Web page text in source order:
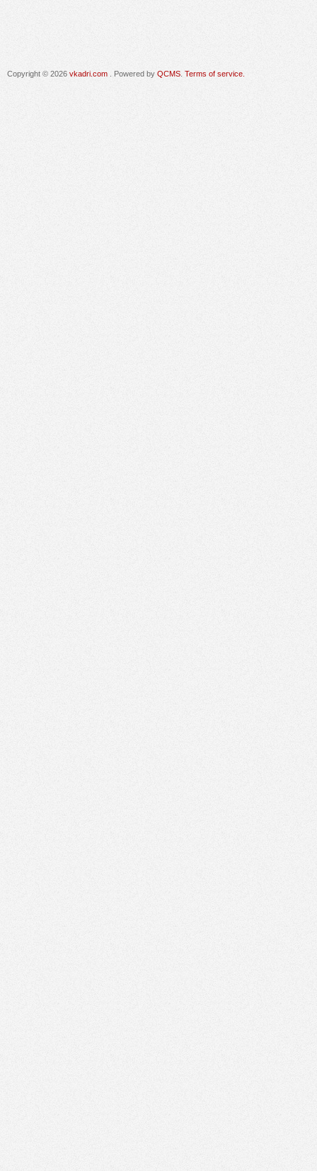
Copyright © 2026 vkadri.com . Powered by QCMS Terms of service.